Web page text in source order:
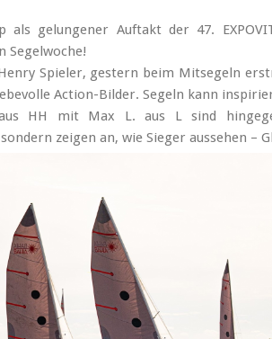
als gelungener Auftakt der 47.
Segelwoche!
Spieler, gestern beim Mitsegeln
Action-Bilder. Segeln kann
HH mit Max L. aus L sind
zeigen an, wie Sieger aussehen –